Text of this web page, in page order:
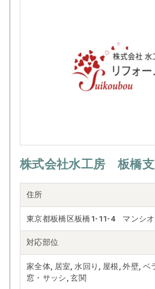
株式会社水工房 板橋
住所
東京都板橋区板橋1-11-4 マンシオ
対応部位
家全体, 居室, 水回り, 屋根, 外壁, ベ
窓・サッシ, 玄関